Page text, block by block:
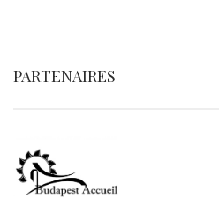
PARTENAIRES